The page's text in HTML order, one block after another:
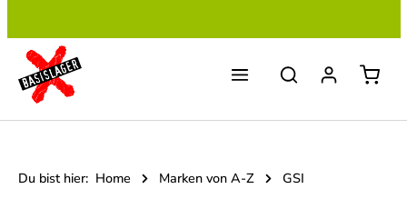
Du bist hier: Home Marken von A-Z GSI